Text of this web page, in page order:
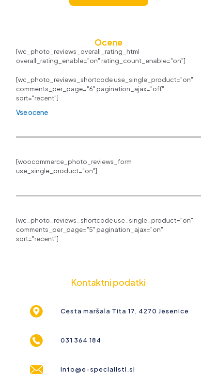
Ocene
[wc_photo_reviews_overall_rating_html
overall_rating_enable="on" rating_count_enable="on"]
[wc_photo_reviews_shortcode use_single_product="on"
comments_per_page="6" pagination_ajax="off"
sort="recent"]
Vse ocene
[woocommerce_photo_reviews_form
use_single_product="on"]
[wc_photo_reviews_shortcode use_single_product="on"
comments_per_page="5" pagination_ajax="on"
sort="recent"]
Kontaktni podatki
Cesta maršala Tita 17, 4270 Jesenice
031 364 184
info@e-specialisti.si